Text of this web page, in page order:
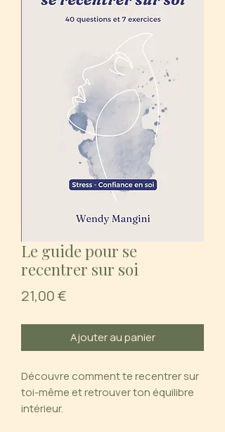
Le guide pour se
recentrer sur soi
21,00 €
Ajouter au panier
Découvre comment te recentrer sur
toi-même et retrouver ton équilibre
intérieur.